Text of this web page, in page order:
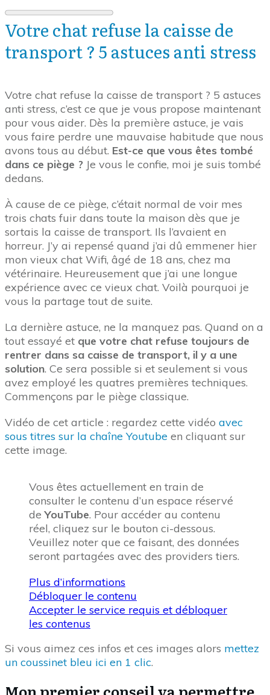
Votre chat refuse la caisse de
transport ? 5 astuces anti stress
Votre chat refuse la caisse de transport ? 5 astuces
anti stress, c’est ce que je vous propose maintenant
pour vous aider. Dès la première astuce, je vais
vous faire perdre une mauvaise habitude que nous
avons tous au début. Est-ce que vous êtes tombé
dans ce piège ? Je vous le confie, moi je suis tombé
dedans.
À cause de ce piège, c’était normal de voir mes
trois chats fuir dans toute la maison dès que je
sortais la caisse de transport. Ils l’avaient en
horreur. J’y ai repensé quand j’ai dû emmener hier
mon vieux chat Wifi, âgé de 18 ans, chez ma
vétérinaire. Heureusement que j’ai une longue
expérience avec ce vieux chat. Voilà pourquoi je
vous la partage tout de suite.
La dernière astuce, ne la manquez pas. Quand on a
tout essayé et que votre chat refuse toujours de
rentrer dans sa caisse de transport, il y a une
solution. Ce sera possible si et seulement si vous
avez employé les quatres premières techniques.
Commençons par le piège classique.
Vidéo de cet article : regardez cette vidéo avec
sous titres sur la chaîne Youtube en cliquant sur
cette image.
Vous êtes actuellement en train de
consulter le contenu d’un espace réservé
deYouTube. Pour accéder au contenu
réel, cliquez sur le bouton ci-dessous.
Veuillez noter que ce faisant, des données
seront partagées avec des providers tiers.
Plus d’informations
Débloquer le contenu
Accepter le service requis et débloquer
les contenus
Si vous aimez ces infos et ces images alors mettez
un coussinet bleu ici en 1 clic.